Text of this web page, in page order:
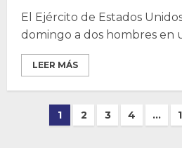
El Ejército de Estados
domingo a dos hombres en
LEER MÁS
Paginación
1 2 3 4 …